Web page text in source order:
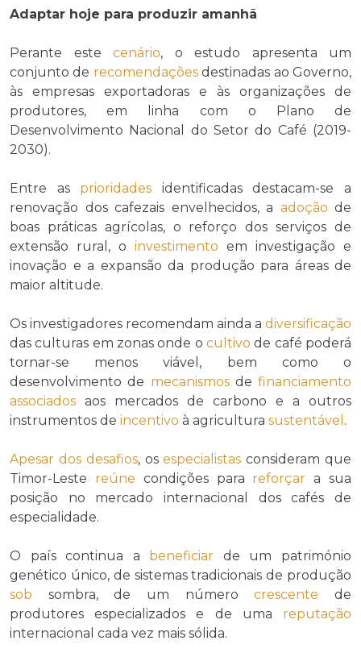
Adaptar hoje para produzir amanhã
Perante este cenário, o estudo apresenta um
conjunto de recomendaçõesdestinadas ao Governo,
às empresas exportadoras e às organizações de
produtores, em linha com o Plano de
Desenvolvimento Nacional do Setor do Café (2019-
2030).
Entre as prioridades identificadas destacam-se a
renovação dos cafezais envelhecidos, a adoção de
boas práticas agrícolas, o reforço dos serviços de
extensão rural, o investimento em investigação e
inovação e a expansão da produção para áreas de
maior altitude.
Os investigadores recomendam ainda a diversificação
das culturas em zonas onde o cultivo de café poderá
tornar-se menos viável, bem como o
desenvolvimento de mecanismosde financiamento
associados aos mercados de carbono e a outros
instrumentos de incentivo à agricultura sustentável .
Apesar dos desafios, osespecialistas consideram que
Timor-Leste reúne condições para reforçar a sua
posição no mercado internacional dos cafés de
especialidade.
O país continua a beneficiar de um património
genético único, de sistemas tradicionais de produção
sob sombra, de um númerocrescente de
produtores especializados e de uma reputação
internacional cada vez mais sólida.